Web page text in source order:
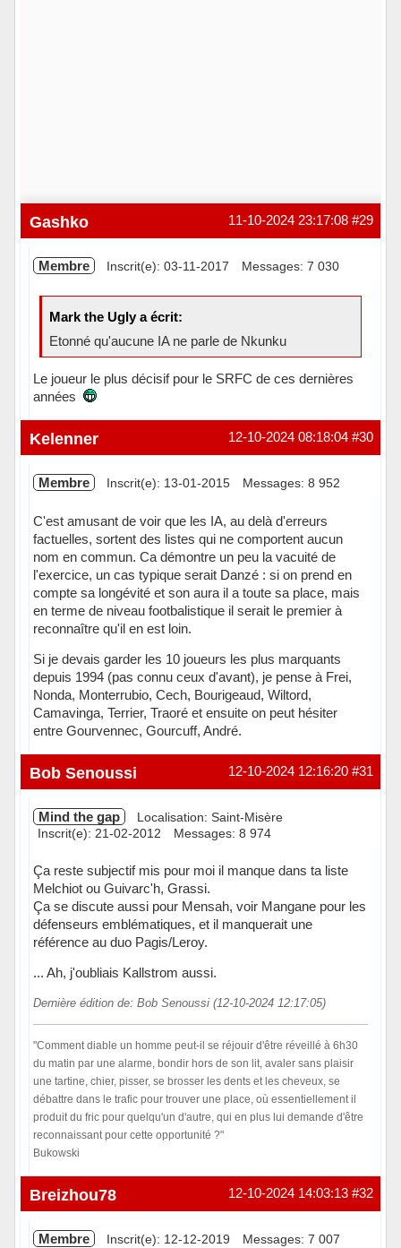
#29
11-10-2024 23:17:08
Gashko
Membre Inscrit(e): 03-11-2017 Messages: 7 030
Mark the Ugly a écrit:
Etonné qu'aucune IA ne parle de Nkunku
Le joueur le plus décisif pour le SRFC de ces dernières
années
Hors ligne #30
12-10-2024 08:18:04
Kelenner
Membre Inscrit(e): 13-01-2015 Messages: 8 952
C'est amusant de voir que les IA, au delà d'erreurs
factuelles, sortent des listes qui ne comportent aucun
nom en commun. Ca démontre un peu la vacuité de
l'exercice, un cas typique serait Danzé : si on prend en
compte sa longévité et son aura il a toute sa place, mais
en terme de niveau footbalistique il serait le premier à
reconnaître qu'il en est loin.
Si je devais garder les 10 joueurs les plus marquants
depuis 1994 (pas connu ceux d'avant), je pense à Frei,
Nonda, Monterrubio, Cech, Bourigeaud, Wiltord,
Camavinga, Terrier, Traoré et ensuite on peut hésiter
entre Gourvennec, Gourcuff, André.
Hors ligne #31
12-10-2024 12:16:20
Bob Senoussi
Mind the gap
Localisation: Saint-Misère
Inscrit(e): 21-02-2012
Messages: 8 974
Ça reste subjectif mis pour moi il manque dans ta liste
Melchiot ou Guivarc'h, Grassi.
Ça se discute aussi pour Mensah, voir Mangane pour les
défenseurs emblématiques, et il manquerait une
référence au duo Pagis/Leroy.
... Ah, j'oubliais Kallstrom aussi.
Dernière édition de: Bob Senoussi (12-10-2024 12:17:05)
"Comment diable un homme peut-il se réjouir d'être réveillé à 6h30
du matin par une alarme, bondir hors de son lit, avaler sans plaisir
une tartine, chier, pisser, se brosser les dents et les cheveux, se
débattre dans le trafic pour trouver une place, où essentiellement il
produit du fric pour quelqu'un d'autre, qui en plus lui demande d'être
reconnaissant pour cette opportunité ?"
Bukowski
Hors ligne #32
12-10-2024 14:03:13
Breizhou78
Membre Inscrit(e): 12-12-2019 Messages: 7 007